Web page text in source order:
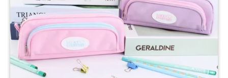
خودکار و خودکار فشاری
ماژیک ها
دفترچه یادداشت
استیکر
استیک نوت
خط کش و گونیا
کیف غذا
کوله پشتی
چسب
کاتر فانتزی
بوک مارک